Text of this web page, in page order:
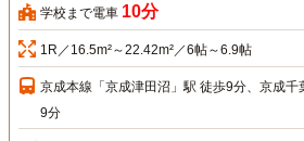
学校まで電車 10分
1R／16.5m²～22.42m²／6帖～6.9帖
京成本線「京成津田沼」駅 徒歩9分、京成
9分